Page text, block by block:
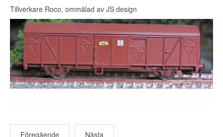
Tillverkare Roco, ommålad av JS design
Föregående Nästa